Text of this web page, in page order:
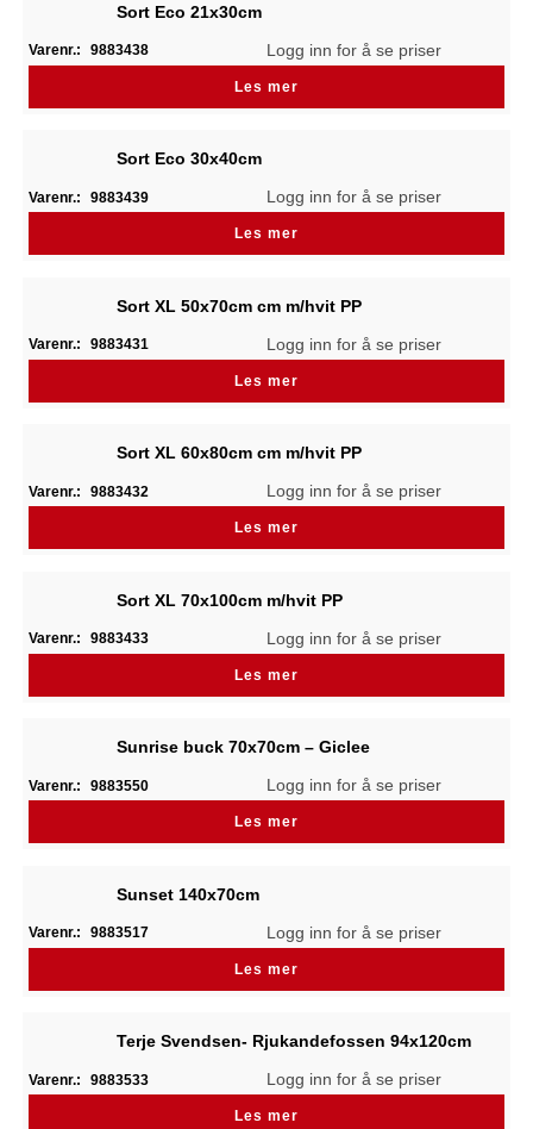
Sort Eco 21x30cm
Varenr.: 9883438 Logg inn for å se priser
Les mer
Sort Eco 30x40cm
Varenr.: 9883439 Logg inn for å se priser
Les mer
Sort XL 50x70cm cm m/hvit PP
Varenr.: 9883431 Logg inn for å se priser
Les mer
Sort XL 60x80cm cm m/hvit PP
Varenr.: 9883432 Logg inn for å se priser
Les mer
Sort XL 70x100cm m/hvit PP
Varenr.: 9883433 Logg inn for å se priser
Les mer
Sunrise buck 70x70cm – Giclee
Varenr.: 9883550 Logg inn for å se priser
Les mer
Sunset 140x70cm
Varenr.: 9883517 Logg inn for å se priser
Les mer
Terje Svendsen- Rjukandefossen 94x120cm
Varenr.: 9883533 Logg inn for å se priser
Les mer